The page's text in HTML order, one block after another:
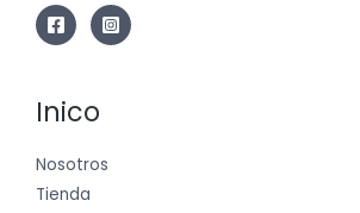
Inico
Nosotros
Tienda